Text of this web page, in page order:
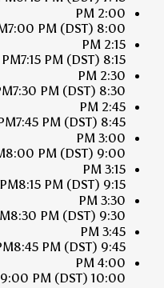
2:00 PM
8:00 PM
7:00 PM (DST)
2:15 PM
8:15 PM
7:15 PM (DST)
2:30 PM
8:30 PM
7:30 PM (DST)
2:45 PM
8:45 PM
7:45 PM (DST)
3:00 PM
9:00 PM
8:00 PM (DST)
3:15 PM
9:15 PM
8:15 PM (DST)
3:30 PM
9:30 PM
8:30 PM (DST)
3:45 PM
9:45 PM
8:45 PM (DST)
4:00 PM
10:00 PM
9:00 PM (DST)